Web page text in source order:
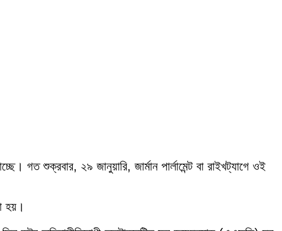
গত শুক্রবার, ২৯ জানুয়ারি, জার্মান পার্লামেন্ট বা রাইখট্যাগে ওই
হয়।